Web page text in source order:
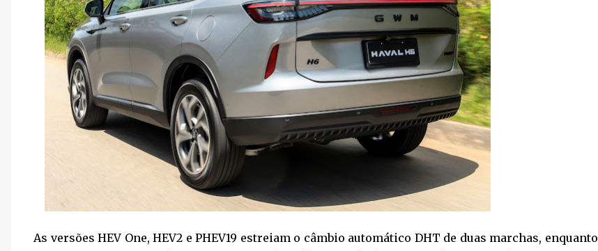
As versões HEV One, HEV2 e PHEV19 estreiam o câmbio automático DHT de duas marchas, enquanto